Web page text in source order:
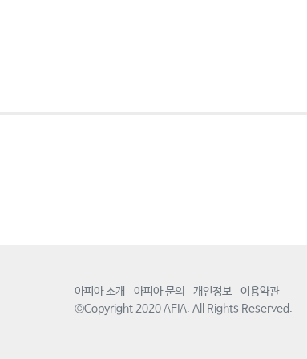
아피아 소개 아피아 문의 개인정보
이용약관
©Copyright 2020 AFIA. All Rights Reserved.